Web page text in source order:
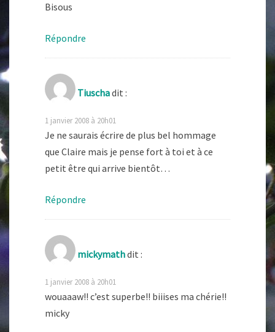
Bisous
Répondre
Tiuschadit :
1 janvier 2008 à 20h01
Je ne saurais écrire de plus bel hommage
que Claire mais je pense fort à toi et à ce
petit être qui arrive bientôt…
Répondre
mickymathdit :
1 janvier 2008 à 20h01
wouaaaw!! c’est superbe!! biiises ma chérie!!
micky